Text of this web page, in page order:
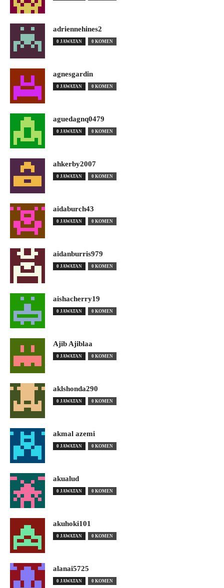
adriennehines2
0 JAWATAN 0 KOMEN
agnesgardin
0 JAWATAN 0 KOMEN
aguedagnq0479
0 JAWATAN 0 KOMEN
ahkerby2007
0 JAWATAN 0 KOMEN
aidaburch43
0 JAWATAN 0 KOMEN
aidanburris979
0 JAWATAN 0 KOMEN
aishacherry19
0 JAWATAN 0 KOMEN
Ajib Ajiblaa
0 JAWATAN 0 KOMEN
aklshonda290
0 JAWATAN 0 KOMEN
akmal azemi
0 JAWATAN 0 KOMEN
akualud
0 JAWATAN 0 KOMEN
akuhoki101
0 JAWATAN 0 KOMEN
alanai5725
0 JAWATAN 0 KOMEN